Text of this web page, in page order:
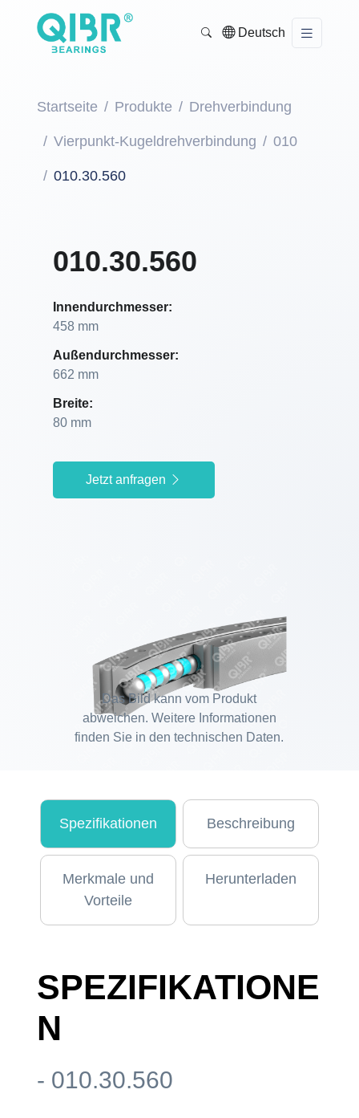
Deutsch
Startseite Produkte Drehverbindung
Vierpunkt-Kugeldrehverbindung 010
010.30.560
010.30.560
Innendurchmesser:
458 mm
Außendurchmesser:
662 mm
Breite:
80 mm
Jetzt anfragen
Das Bild kann vom Produkt
abweichen. Weitere Informationen
finden Sie in den technischen Daten.
Spezifikationen Beschreibung
Merkmale und
Vorteile
Herunterladen
SPEZIFIKATIONE
N
- 010.30.560